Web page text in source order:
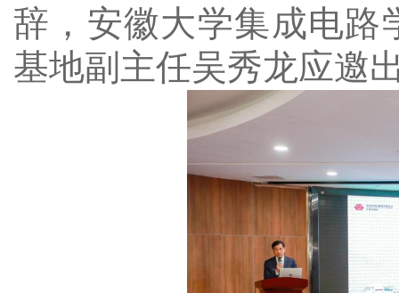
辞，安徽大学集成电路
基地副主任吴秀龙应邀